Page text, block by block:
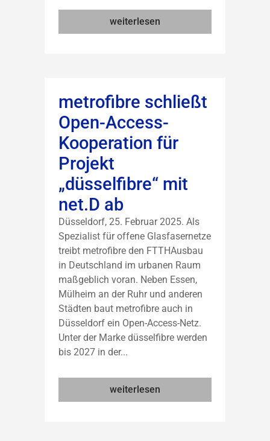
weiterlesen
metrofibre schließt
Open-Access-
Kooperation für
Projekt
„düsselfibre“ mit
net.D ab
Düsseldorf, 25. Februar 2025. Als
Spezialist für offene Glasfasernetze
treibt metrofibre den FTTHAusbau
in Deutschland im urbanen Raum
maßgeblich voran. Neben Essen,
Mülheim an der Ruhr und anderen
Städten baut metrofibre auch in
Düsseldorf ein Open-Access-Netz.
Unter der Marke düsselfibre werden
bis 2027 in der...
weiterlesen